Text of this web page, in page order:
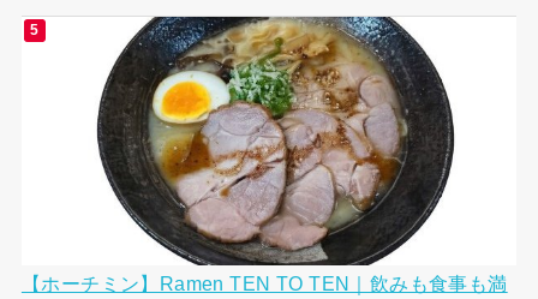
【ホーチミン】Ramen TEN TO TEN｜飲みも食事も満